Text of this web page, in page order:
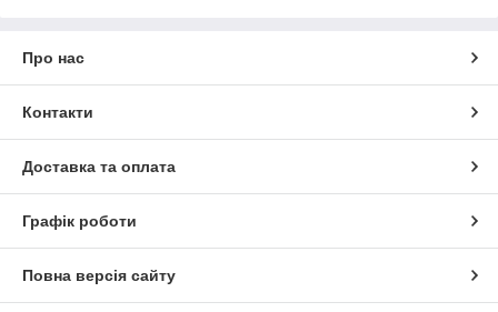
Про нас
Контакти
Доставка та оплата
Графік роботи
Повна версія сайту